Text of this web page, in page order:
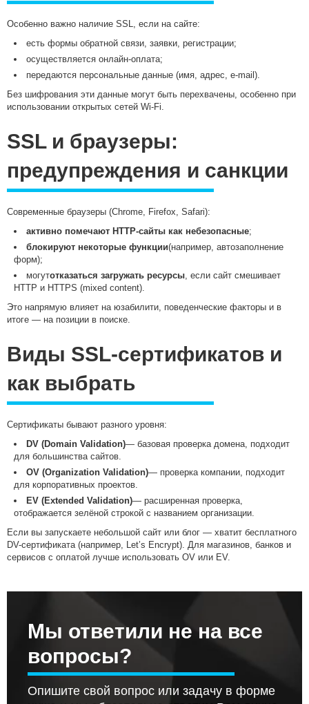
Особенно важно наличие SSL, если на сайте:
есть формы обратной связи, заявки, регистрации;
осуществляется онлайн-оплата;
передаются персональные данные (имя, адрес, e-mail).
Без шифрования эти данные могут быть перехвачены, особенно при
использовании открытых сетей Wi-Fi.
SSL и браузеры:
предупреждения и санкции
Современные браузеры (Chrome, Firefox, Safari):
активно помечают HTTP-сайты как небезопасные;
блокируют некоторые функции(например, автозаполнение
форм);
могутотказаться загружать ресурсы, если сайт смешивает
HTTP и HTTPS (mixed content).
Это напрямую влияет на юзабилити, поведенческие факторы и в
итоге — на позиции в поиске.
Виды SSL-сертификатов и
как выбрать
Сертификаты бывают разного уровня:
DV (Domain Validation)— базовая проверка домена, подходит
для большинства сайтов.
OV (Organization Validation)— проверка компании, подходит
для корпоративных проектов.
EV (Extended Validation)— расширенная проверка,
отображается зелёной строкой с названием организации.
Если вы запускаете небольшой сайт или блог — хватит бесплатного
DV-сертификата (например, Let’s Encrypt). Для магазинов, банков и
сервисов с оплатой лучше использовать OV или EV.
Мы ответили не на все
вопросы?
Опишите свой вопрос или задачу в форме